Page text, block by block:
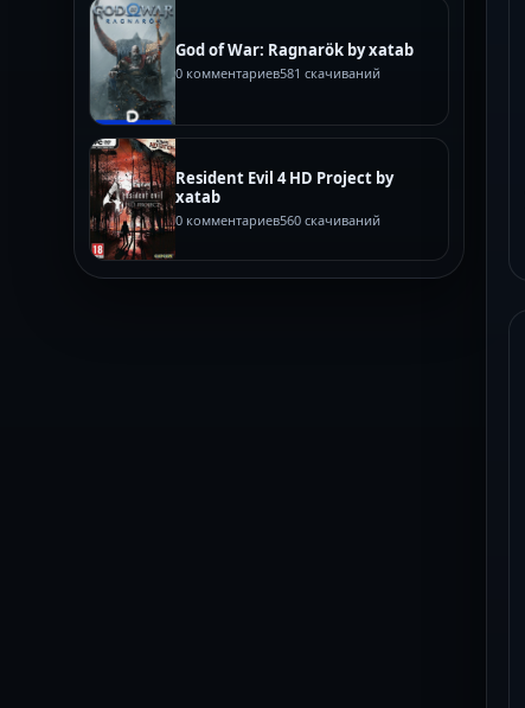
God of War: Ragnarök by xatab
0 комментариев581 скачиваний
Resident Evil 4 HD Project by
xatab
0 комментариев560 скачиваний